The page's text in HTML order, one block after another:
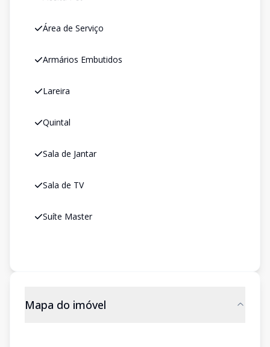
Área de Serviço
Armários Embutidos
Lareira
Quintal
Sala de Jantar
Sala de TV
Suíte Master
Mapa do imóvel